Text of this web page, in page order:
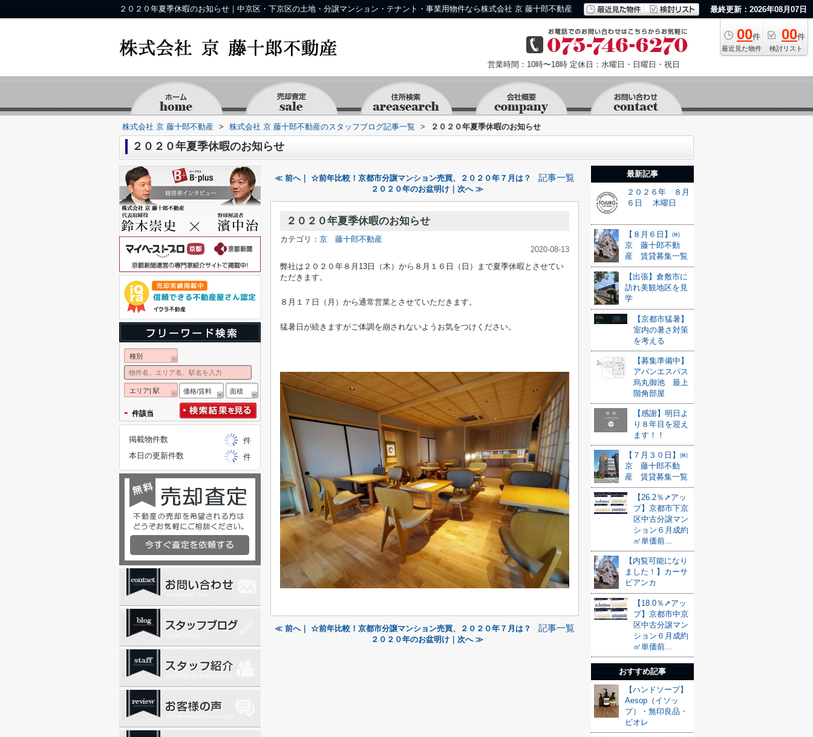
２０２０年夏季休暇のお知らせ｜中京区・下京区の土地・分譲マンション・テナント・事業用物件なら株式会社 京 藤十郎不動産 最終更新：2026年08月07日
00件
最近見た物件
00件
検討リスト
営業時間：10時〜18時 定休日：水曜日・日曜日・祝日
株式会社 京 藤十郎不動産 > 株式会社 京 藤十郎不動産のスタッフブログ記事一覧 > ２０２０年夏季休暇のお知らせ
２０２０年夏季休暇のお知らせ
≪ 前へ｜ ☆前年比較！京都市分譲マンション売買、２０２０年７月は？ 記事一覧
２０２０年のお盆明け｜次へ ≫
２０２０年夏季休暇のお知らせ
カテゴリ： 京 藤十郎不動産
2020-08-13
弊社は２０２０年８月13日（木）から８月１６日（日）まで夏季休暇とさせてい
ただきます。
８月１７日（月）から通常営業とさせていただきます。
猛暑日が続きますがご体調を崩されないようお気をつけください。
≪ 前へ｜ ☆前年比較！京都市分譲マンション売買、２０２０年７月は？ 記事一覧
２０２０年のお盆明け｜次へ ≫
最新記事
２０２６年 ８月
６日 木曜日
【８月６日】㈱
京 藤十郎不動
産 賃貸募集一覧
【出張】倉敷市に
訪れ美観地区を見
学
【京都市猛暑】
室内の暑さ対策
を考える
【募集準備中】
アバンエスパス
烏丸御池 最上
階角部屋
【感謝】明日よ
り８年目を迎え
ます！！
【７月３０日】㈱
京 藤十郎不動
産 賃貸募集一覧
【26.2％➚アッ
プ】京都市下京
区中古分譲マン
ション６月成約
㎡単価前...
【内覧可能になり
ました！】カーサ
ビアンカ
【18.0％➚アッ
プ】京都市中京
区中古分譲マン
ション６月成約
㎡単価前...
おすすめ記事
【ハンドソープ】
Aesop（イソッ
プ）・無印良品・
ビオレ
種別
エリア| 駅 価格/賃料 面積
- 件該当
掲載物件数
件
本日の更新件数
件